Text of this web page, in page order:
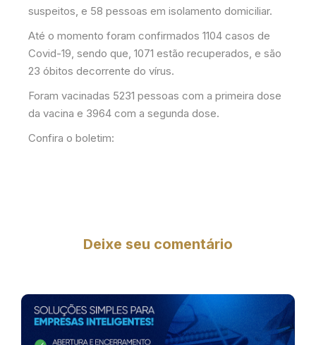
suspeitos, e 58 pessoas em isolamento domiciliar.
Até o momento foram confirmados 1104 casos de
Covid-19, sendo que, 1071 estão recuperados, e são
23 óbitos decorrente do vírus.
Foram vacinadas 5231 pessoas com a primeira dose
da vacina e 3964 com a segunda dose.
Confira o boletim:
Deixe seu comentário